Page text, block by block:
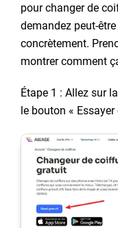
pour changer de
demandez peut-
concrètement.
montrer comment
Étape 1 : Allez sur
le bouton «